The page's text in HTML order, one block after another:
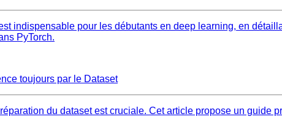
indispensable pour les débutants en deep learning, en
PyTorch.
toujours par le Dataset
du dataset est cruciale. Cet article propose un